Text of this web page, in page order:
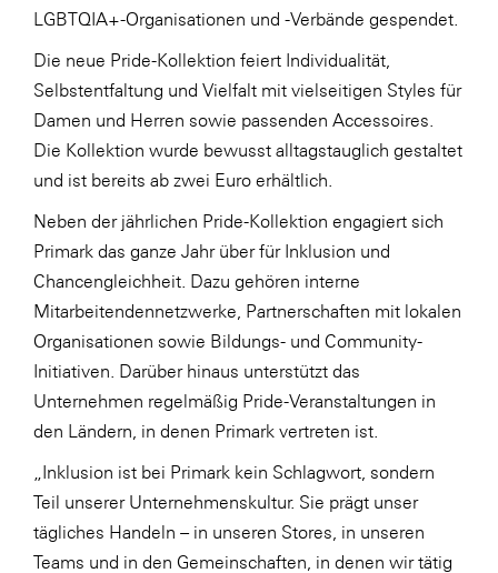
OMV
OptimaMed
PAGRO
PHH Rechtsanwält:innen
Primark
Salesforce
sebamed
SeneCura
SERVICE&MORE
SKINUANCE®
Somfy
SPIEGLTEC
STIHL Tirol
LGBTQIA+-Organisationen und -Verbände gespendet.
Die neue Pride-Kollektion feiert Individualität,
Selbstentfaltung und Vielfalt mit vielseitigen Styles für
Damen und Herren sowie passenden Accessoires.
Die Kollektion wurde bewusst alltagstauglich gestaltet
und ist bereits ab zwei Euro erhältlich.
Neben der jährlichen Pride-Kollektion engagiert sich
Primark das ganze Jahr über für Inklusion und
Chancengleichheit. Dazu gehören interne
Mitarbeitendennetzwerke, Partnerschaften mit lokalen
Organisationen sowie Bildungs- und Community-
Initiativen. Darüber hinaus unterstützt das
Unternehmen regelmäßig Pride-Veranstaltungen in
den Ländern, in denen Primark vertreten ist.
„Inklusion ist bei Primark kein Schlagwort, sondern
Teil unserer Unternehmenskultur. Sie prägt unser
tägliches Handeln – in unseren Stores, in unseren
Teams und in den Gemeinschaften, in denen wir tätig